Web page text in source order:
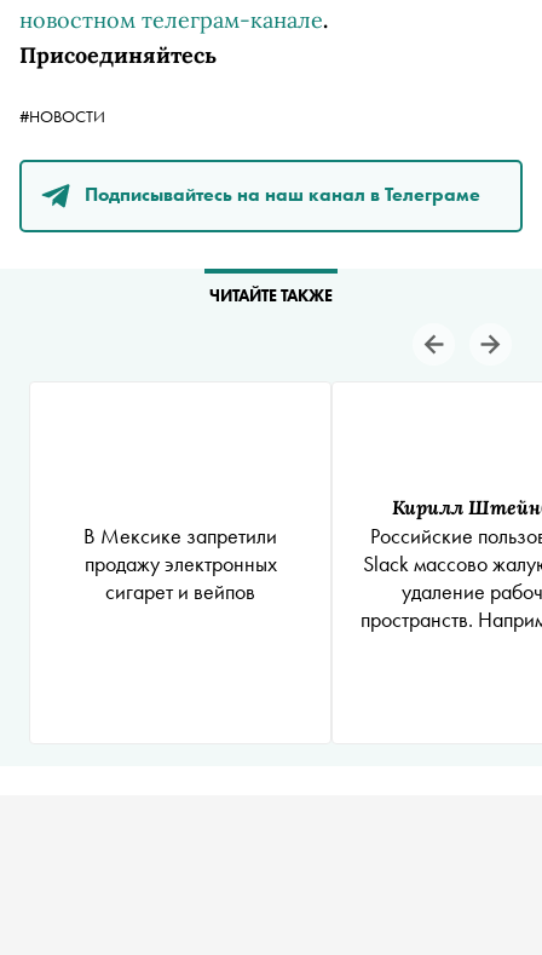
новостном телеграм-канале.
Присоединяйтесь
#НОВОСТИ
Подписывайтесь на наш канал в Телеграме
ЧИТАЙТЕ ТАКЖЕ
В Мексике запретили
продажу электронных
сигарет и вейпов
Кирилл
Российские
Slack массово
удаление
пространств.